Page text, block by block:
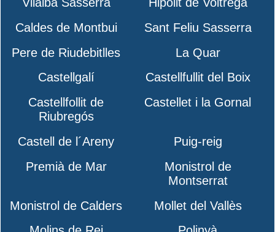
Caldes de Montbui
Sant Feliu Sasserra
Pere de Riudebitlles
La Quar
Castellgalí
Castellfullit del Boix
Castellfollit de
Riubregós
Castellet i la Gornal
Castell de l´Areny
Puig-reig
Premià de Mar
Monistrol de
Montserrat
Monistrol de Calders
Mollet del Vallès